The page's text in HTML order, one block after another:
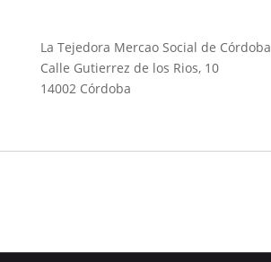
La Tejedora Mercao Social de Córdoba
Calle Gutierrez de los Rios, 10
14002 Córdoba